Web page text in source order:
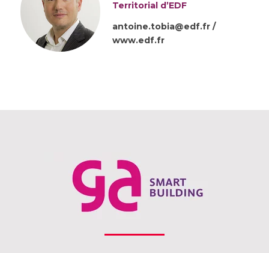
Territorial d’EDF
antoine.tobia@edf.fr /
www.edf.fr